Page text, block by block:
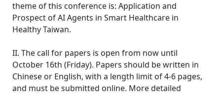
theme of this conference is: Application and
Prospect of AI Agents in Smart Healthcare in
Healthy Taiwan.
II. The call for papers is open from now until
October 16th (Friday). Papers should be written in
Chinese or English, with a length limit of 4-6 pages,
and must be submitted online. More detailed